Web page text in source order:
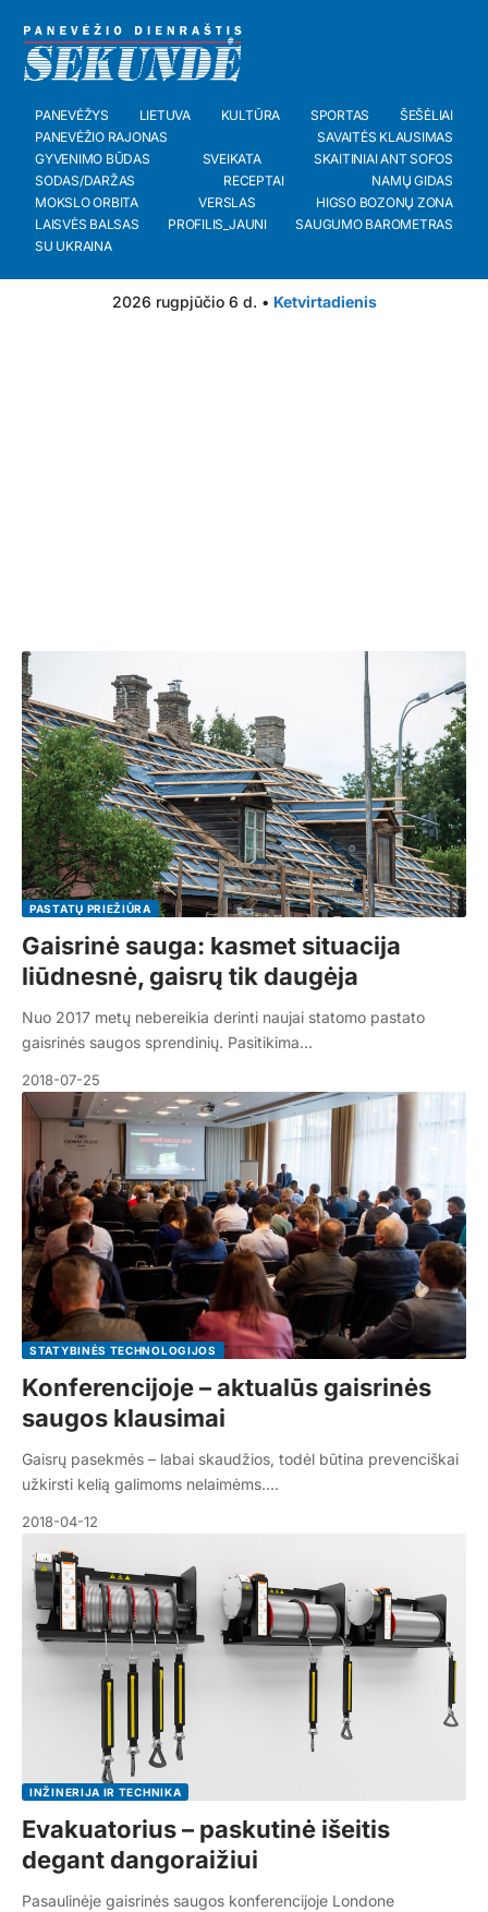
PANEVĖŽYS LIETUVA KULTŪRA SPORTAS
ŠEŠĖLIAI
PANEVĖŽIO RAJONAS
SAVAITĖS KLAUSIMAS
GYVENIMO BŪDAS
SVEIKATA
SKAITINIAI ANT SOFOS
SODAS/DARŽAS
RECEPTAI
NAMŲ GIDAS
MOKSLO ORBITA
VERSLAS
HIGSO BOZONŲ ZONA
LAISVĖS BALSAS
PROFILIS_JAUNI
SAUGUMO BAROMETRAS
SU UKRAINA
2026 rugpjūčio 6 d. • Ketvirtadienis
PASTATŲ PRIEŽIŪRA
Gaisrinė sauga: kasmet situacija
liūdnesnė, gaisrų tik daugėja
Nuo 2017 metų nebereikia derinti naujai statomo pastato
gaisrinės saugos sprendinių. Pasitikima…
2018-07-25
STATYBINĖS TECHNOLOGIJOS
Konferencijoje – aktualūs gaisrinės
saugos klausimai
Gaisrų pasekmės – labai skaudžios, todėl būtina prevenciškai
užkirsti kelią galimoms nelaimėms.…
2018-04-12
INŽINERIJA IR TECHNIKA
Evakuatorius – paskutinė išeitis
degant dangoraižiui
Pasaulinėje gaisrinės saugos konferencijoje Londone